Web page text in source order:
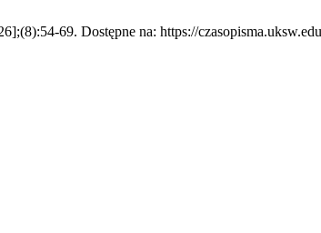
69. Dostępne na: https://